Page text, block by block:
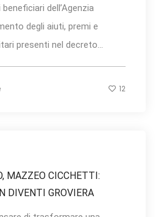
dell’Agenzia
degli aiuti, premi e
presenti nel decreto...
12
MAZZEO CICCHETTI:
DIVENTI GROVIERA